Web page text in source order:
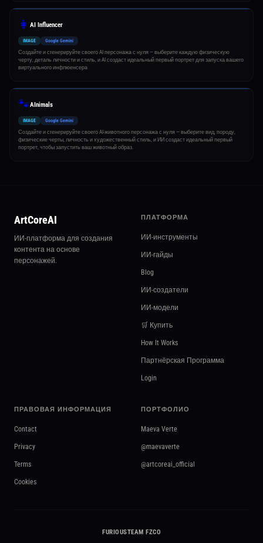
👩 AI Influencer
IMAGE Google Gemini
Создайте и сгенерируйте своего AI персонажа с нуля — выберите каждую физическую
черту, деталь личности и стиль, и AI создаст идеальный первый портрет для запуска вашего
виртуального инфлюенсера
🐾AInimals
IMAGE Google Gemini
Создайте и сгенерируйте своего AI-животного персонажа с нуля — выберите вид, породу,
физические черты, личность и художественный стиль, и ИИ создаст идеальный первый
портрет, чтобы запустить ваш животный образ.
ArtCoreAI
ИИ-платформа для создания
контента на основе
персонажей.
ПЛАТФОРМА
ИИ-инструменты
ИИ-гайды
Blog
ИИ-создатели
ИИ-модели
🛒 Купить
How It Works
Партнёрская Программа
Login
ПРАВОВАЯ ИНФОРМАЦИЯ
Contact
Privacy
Terms
Cookies
ПОРТФОЛИО
Maeva Verte
@maevaverte
@artcoreai_official
FURIOUSTEAM FZCO